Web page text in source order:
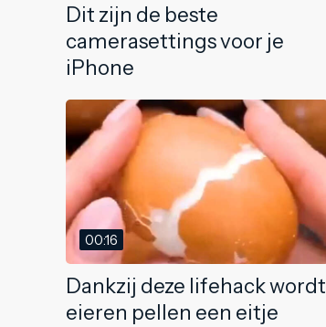
Dit zijn de beste
camerasettings voor je
iPhone
00:16
Dankzij deze lifehack wordt
eieren pellen een eitje